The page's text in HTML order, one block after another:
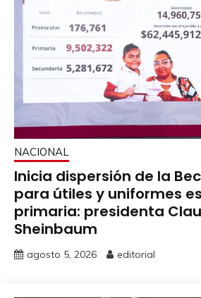
NACIONAL
Inicia dispersión de la
para útiles y uniformes
primaria: presidenta
Sheinbaum
agosto 5, 2026 editorial